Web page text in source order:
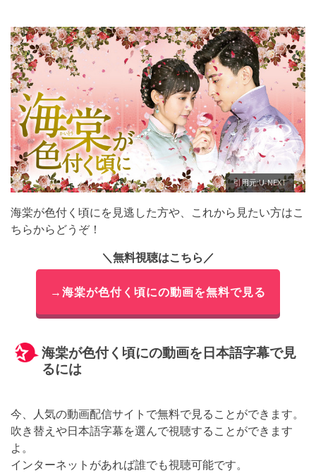
引用元:U-NEXT
海棠が色付く頃にを見逃した方や、これから見たい方はこ
ちらからどうぞ！
＼無料視聴はこちら／
→海棠が色付く頃にの動画を無料で見る
海棠が色付く頃にの動画を日本語字幕で見
るには
今、人気の動画配信サイトで無料で見ることができます。
吹き替えや日本語字幕を選んで視聴することができます
よ。
インターネットがあれば誰でも視聴可能です。